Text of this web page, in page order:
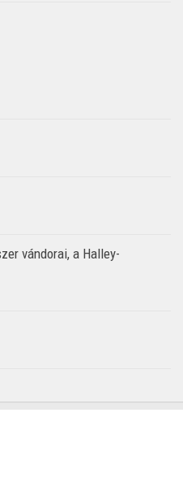
vándorai, a Halley-